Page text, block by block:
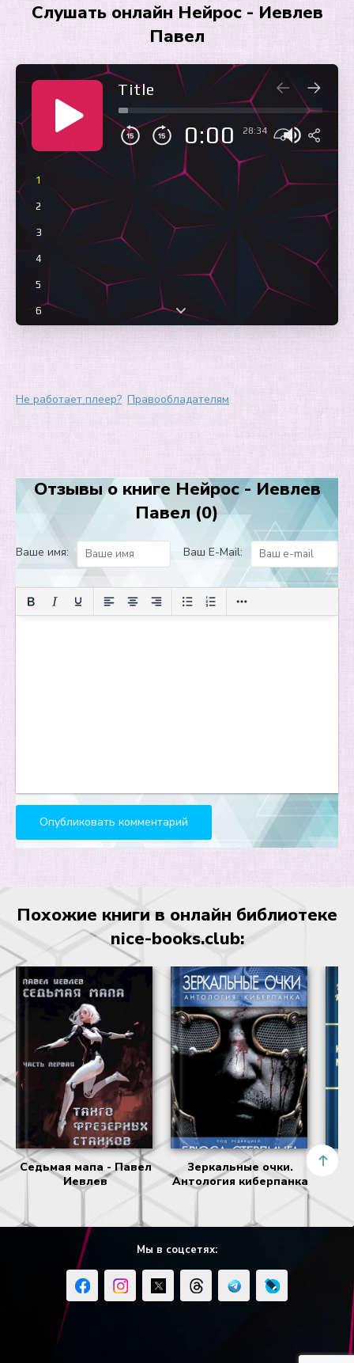
Слушать онлайн Нейрос - Иевлев
Павел
Title
0:00 28:34
1
2
3
4
5
6
11
13
25
29
31
32
34
35
37
Не работает плеер? Правообладателям
Отзывы о книге Нейрос - Иевлев
Павел (0)
Ваше имя: Ваш E-Mail:
Похожие книги в онлайн библиотеке
nice-books.club:
Седьмая мапа - Павел
Иевлев
Зеркальные очки.
Антология киберпанка
Мы в соцсетях: